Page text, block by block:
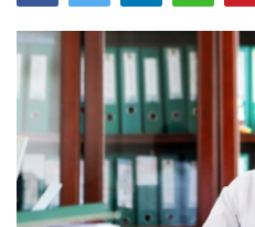
ЭДИЙН ЗАСАГ
ЭРҮҮЛ МЭНД
ДЭЛХИЙ
ТЕХНОЛОГИ